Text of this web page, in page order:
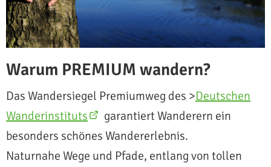
Warum PREMIUM wandern?
Das Wandersiegel Premiumweg des >Deutschen
Wanderinstituts
garantiert Wanderern ein
besonders schönes Wandererlebnis.
Naturnahe Wege und Pfade, entlang von tollen